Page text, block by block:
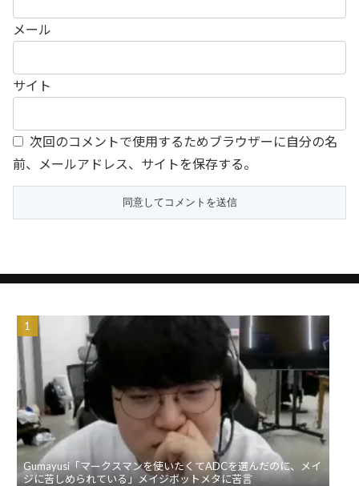
メール
サイト
次回のコメントで使用するためブラウザーに自分の名
前、メールアドレス、サイトを保存する。
Gumayusi「マークスマンを使いたくてADCを選んだのに、メイ
ジに苦しめられている」メイジボットメタに苦言